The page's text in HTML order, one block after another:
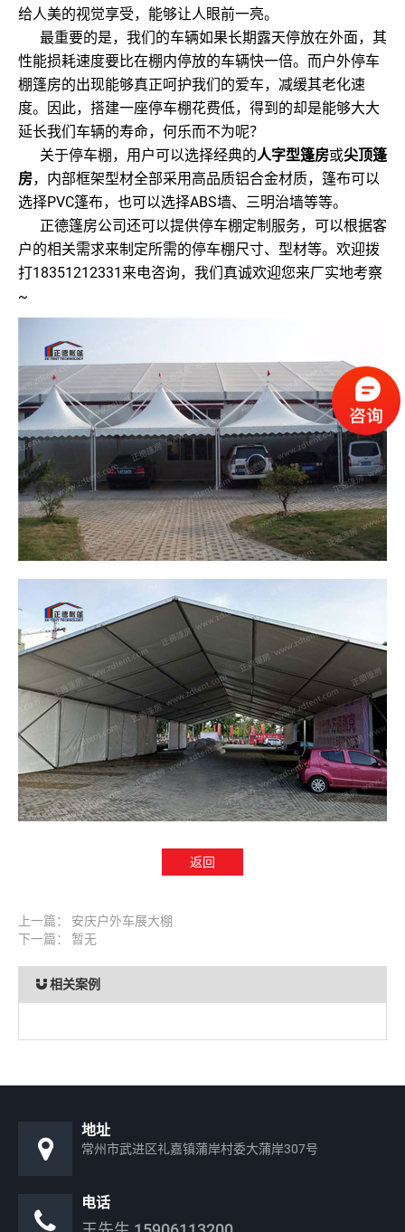
给人美的视觉享受，能够让人眼前一亮。
最重要的是，我们的车辆如果长期露天停放在外面，其
性能损耗速度要比在棚内停放的车辆快一倍。而户外停车
棚篷房的出现能够真正呵护我们的爱车，减缓其老化速
度。因此，搭建一座停车棚花费低，得到的却是能够大大
延长我们车辆的寿命，何乐而不为呢？
关于停车棚，用户可以选择经典的人字型篷房或尖顶篷
房，内部框架型材全部采用高品质铝合金材质，篷布可以
选择PVC篷布，也可以选择ABS墙、三明治墙等等。
正德篷房公司还可以提供停车棚定制服务，可以根据客
户的相关需求来制定所需的停车棚尺寸、型材等。欢迎拨
打18351212331来电咨询，我们真诚欢迎您来厂实地考察
~
返回
上一篇： 安庆户外车展大棚
下一篇： 暂无
相关案例
地址
常州市武进区礼嘉镇蒲岸村委大蒲岸307号
电话